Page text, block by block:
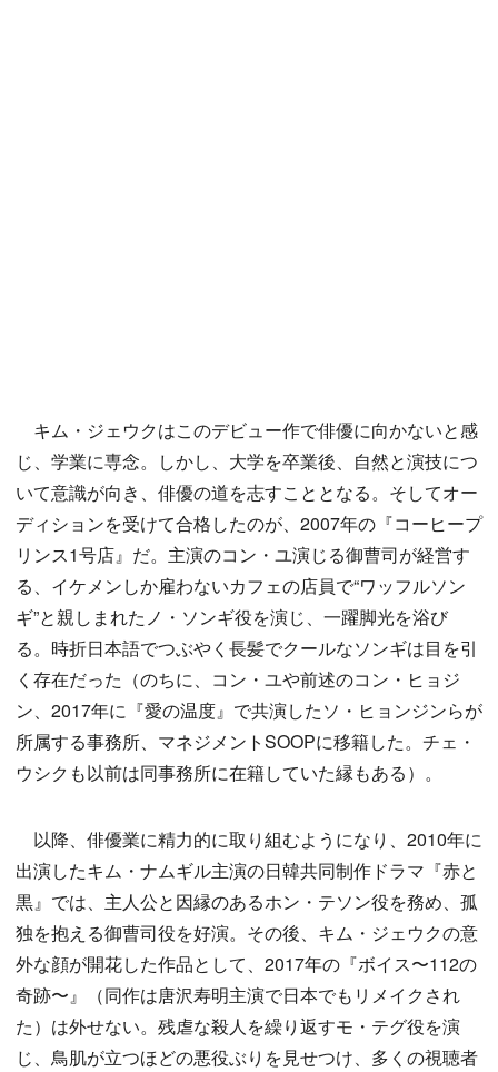
キム・ジェウクはこのデビュー作で俳優に向かないと感
じ、学業に専念。しかし、大学を卒業後、自然と演技につ
いて意識が向き、俳優の道を志すこととなる。そしてオー
ディションを受けて合格したのが、2007年の『コーヒープ
リンス1号店』だ。主演のコン・ユ演じる御曹司が経営す
る、イケメンしか雇わないカフェの店員で“ワッフルソン
ギ”と親しまれたノ・ソンギ役を演じ、一躍脚光を浴び
る。時折日本語でつぶやく長髪でクールなソンギは目を引
く存在だった（のちに、コン・ユや前述のコン・ヒョジ
ン、2017年に『愛の温度』で共演したソ・ヒョンジンらが
所属する事務所、マネジメントSOOPに移籍した。チェ・
ウシクも以前は同事務所に在籍していた縁もある）。
以降、俳優業に精力的に取り組むようになり、2010年に
出演したキム・ナムギル主演の日韓共同制作ドラマ『赤と
黒』では、主人公と因縁のあるホン・テソン役を務め、孤
独を抱える御曹司役を好演。その後、キム・ジェウクの意
外な顔が開花した作品として、2017年の『ボイス〜112の
奇跡〜』（同作は唐沢寿明主演で日本でもリメイクされ
た）は外せない。残虐な殺人を繰り返すモ・テグ役を演
じ、鳥肌が立つほどの悪役ぶりを見せつけ、多くの視聴者